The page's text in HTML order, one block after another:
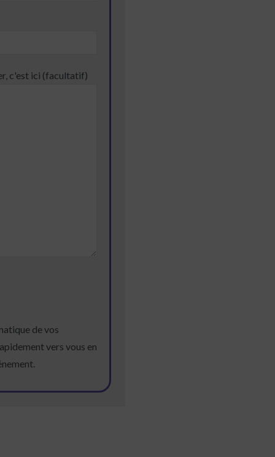
c'est ici (facultatif)
de vos
vers vous en